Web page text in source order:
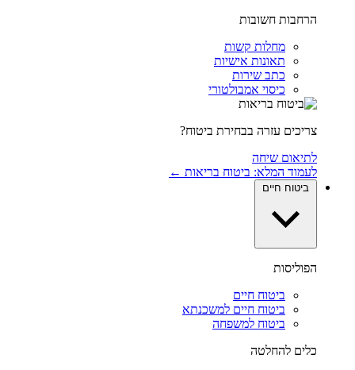
הרחבות חשובות
מחלות קשות
תאונות אישיות
כתב שירות
כיסוי אמבולטורי
צריכים עזרה בבחירת ביטוח?
לתיאום שיחה
לעמוד המלא: ביטוח בריאות ←
ביטוח חיים
הפוליסות
ביטוח חיים
ביטוח חיים למשכנתא
ביטוח למשפחה
כלים להחלטה